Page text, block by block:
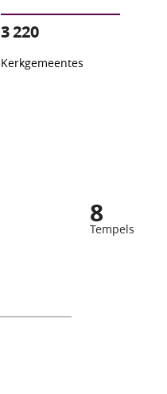
3 220
Kerkgemeentes
8
Tempels